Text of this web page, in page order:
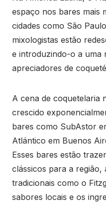
espaço nos bares mais
cidades como São
mixologistas estão
e introduzindo-o a uma
apreciadores de
A cena de coquetelaria
crescido
bares como SubAstor
Atlántico em Buenos
Esses bares estão
clássicos para a região,
tradicionais como o
sabores locais e os